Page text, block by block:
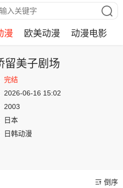
漫 欧美动漫 动漫电影
留美子剧场
完结
2026-06-16 15:02
2003
日本
日韩动漫
倒序